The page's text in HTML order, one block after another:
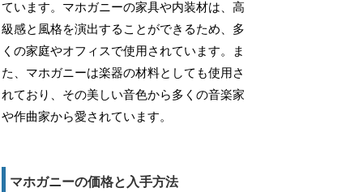
ています。マホガニーの家具や内装材は、高
級感と風格を演出することができるため、多
くの家庭やオフィスで使用されています。ま
た、マホガニーは楽器の材料としても使用さ
れており、その美しい音色から多くの音楽家
や作曲家から愛されています。
マホガニーの価格と入手方法